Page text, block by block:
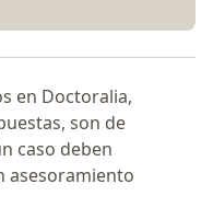
en Doctoralia,
son de
caso deben
asesoramiento